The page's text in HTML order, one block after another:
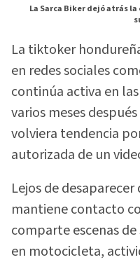
La Sarca Biker dejó atrás
La tiktoker
en redes sociales
continúa activa en
varios meses
volviera tendencia
autorizada de un
Lejos de
mantiene contacto
comparte escenas
en motocicleta,